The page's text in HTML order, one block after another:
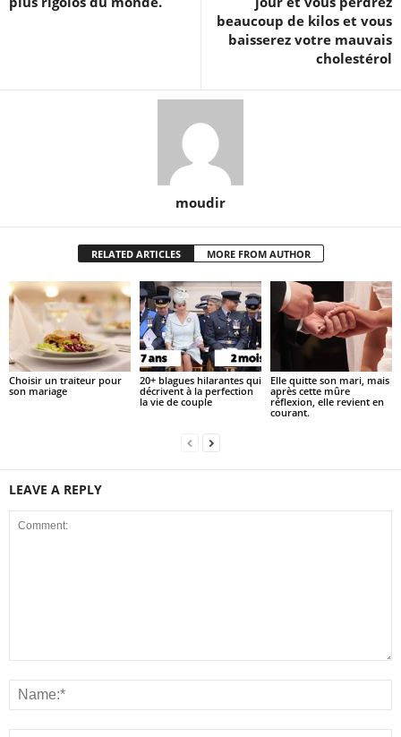
beaucoup de kilos et vous
baisserez votre mauvais
cholestérol
moudir
RELATED ARTICLES MORE FROM AUTHOR
Choisir un traiteur pour
son mariage
20+ blagues hilarantes qui
décrivent à la perfection
la vie de couple
Elle quitte son mari, mais
après cette mûre
réflexion, elle revient en
courant.
LEAVE A REPLY